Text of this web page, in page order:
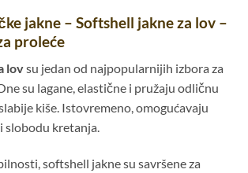
jakne – Softshell jakne za lov –
proleće
lovsu jedan od najpopularnijih izbora za
su lagane, elastične i pružaju odličnu
kiše. Istovremeno, omogućavaju
slobodu kretanja.
softshell jakne su savršene za